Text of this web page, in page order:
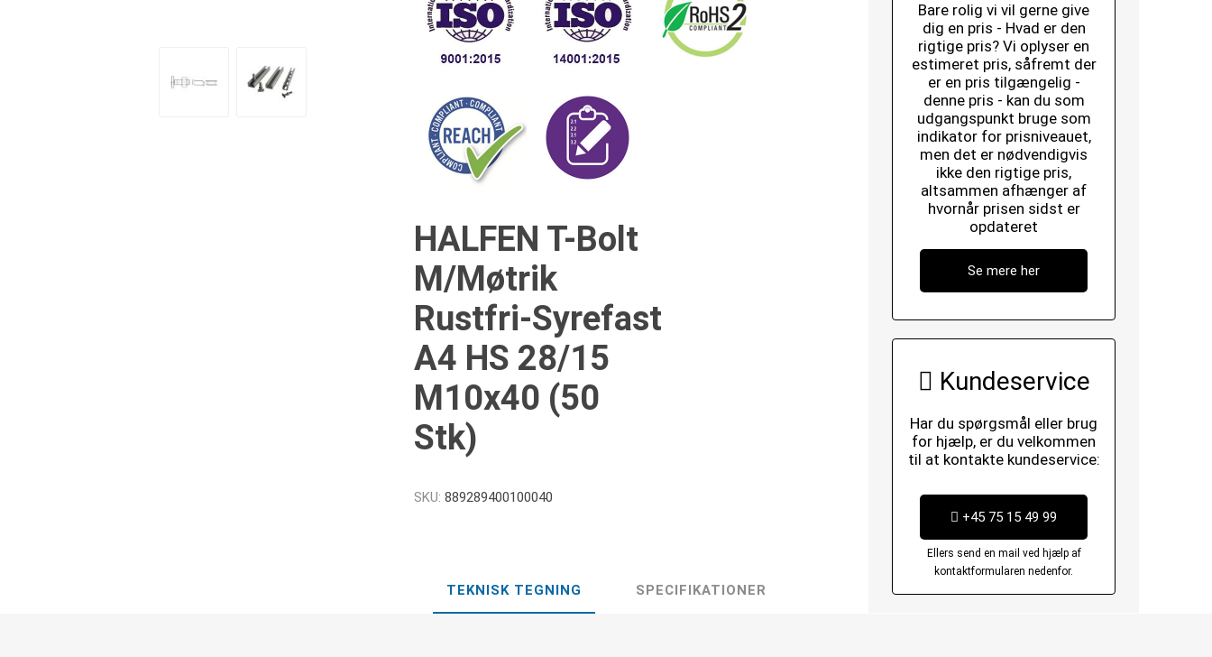
HALFEN T-Bolt
M/Møtrik
Rustfri-Syrefast
A4 HS 28/15
M10x40 (50
Stk)
SKU: 889289400100040
Bare rolig vi vil gerne give
dig en pris - Hvad er den
rigtige pris? Vi oplyser en
estimeret pris, såfremt der
er en pris tilgængelig -
denne pris - kan du som
udgangspunkt bruge som
indikator for prisniveauet,
men det er nødvendigvis
ikke den rigtige pris,
altsammen afhænger af
hvornår prisen sidst er
opdateret
Se mere her
Kundeservice
Har du spørgsmål eller brug
for hjælp, er du velkommen
til at kontakte kundeservice:
+45 75 15 49 99
Ellers send en mail ved hjælp af
kontaktformularen nedenfor.
TEKNISK TEGNING SPECIFIKATIONER